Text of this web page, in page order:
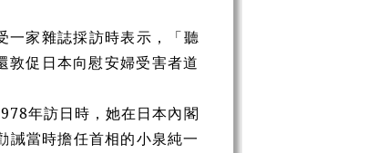
家雜誌採訪時表示，「聽
敦促日本向慰安婦受害者道
年訪日時，她在日本內閣
誡當時擔任首相的小泉純一